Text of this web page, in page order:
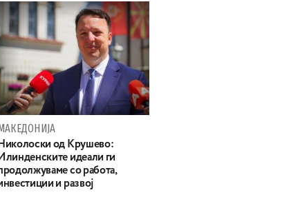
Николоски од Крушево:
Илинденските идеали ги
со работа,
и развој